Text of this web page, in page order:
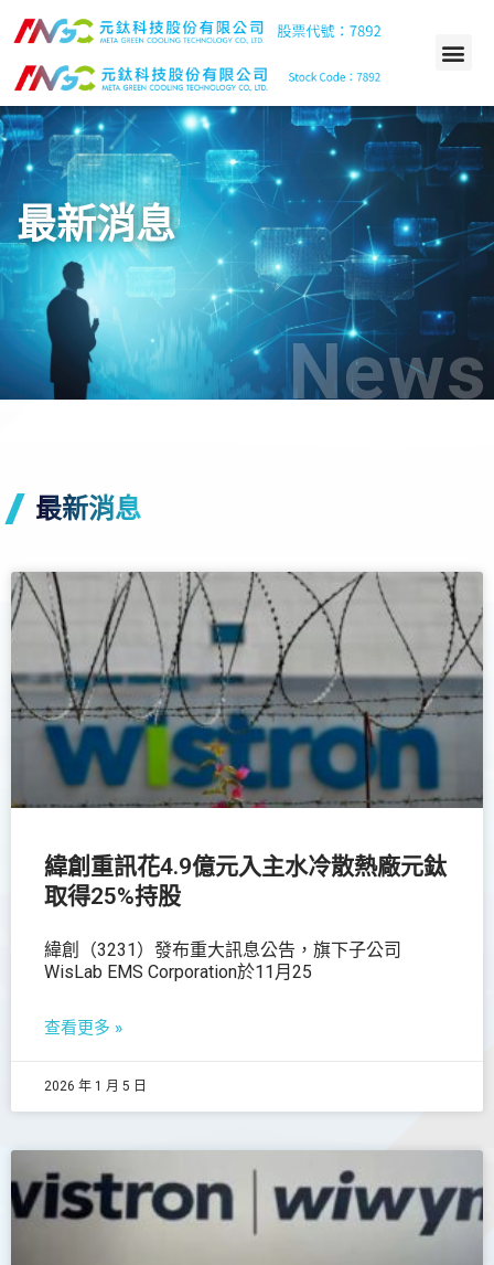
最新消息
News
最新消息
緯創重訊花4.9億元入主水冷散熱廠元鈦
取得25%持股
緯創（3231）發布重大訊息公告，旗下子公司
WisLab EMS Corporation於11月25
查看更多 »
2026 年 1 月 5 日